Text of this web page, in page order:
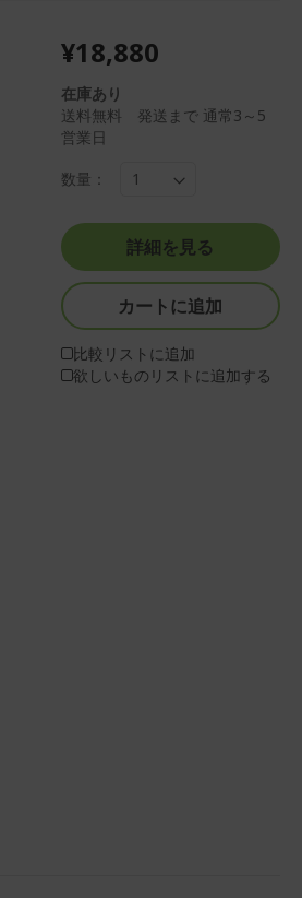
¥18,880
在庫あり
送料無料 発送まで 通常3～5
営業日
数量：
詳細を見る
カートに追加
比較リストに追加
欲しいものリストに追加する